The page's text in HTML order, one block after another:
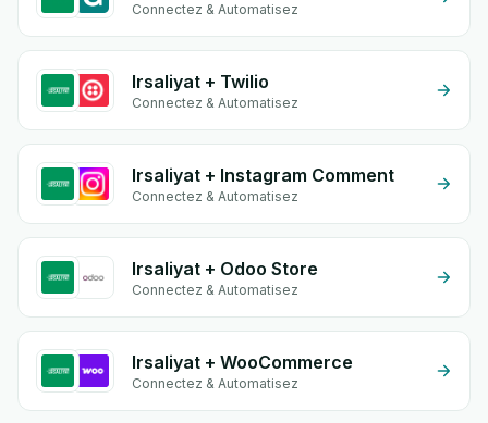
Connectez & Automatisez
Irsaliyat + Twilio
Connectez & Automatisez
Irsaliyat + Instagram Comment
Connectez & Automatisez
Irsaliyat + Odoo Store
Connectez & Automatisez
Irsaliyat + WooCommerce
Connectez & Automatisez